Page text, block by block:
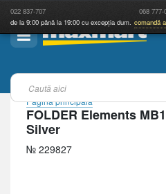
022 837-707 068 777-
de la 9:00 până la 19:00 cu excepția dum. comandă
Pagina principală
FOLDER Elements
Silver
№ 229827